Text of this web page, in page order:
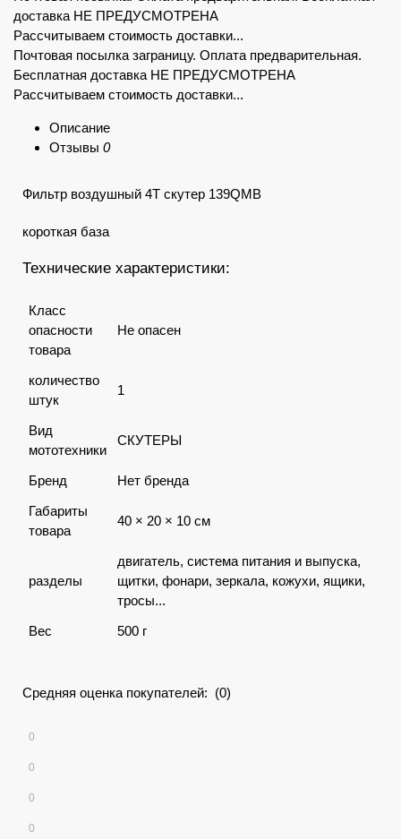
доставка НЕ ПРЕДУСМОТРЕНА
Рассчитываем стоимость доставки...
Почтовая посылка заграницу. Оплата предварительная.
Бесплатная доставка НЕ ПРЕДУСМОТРЕНА
Рассчитываем стоимость доставки...
Описание
Отзывы 0
Фильтр воздушный 4Т скутер 139QMB
короткая база
Технические характеристики:
Класс
опасности
товара
Не опасен
количество
штук
1
Вид
мототехники
СКУТЕРЫ
Бренд
Нет бренда
Габариты
товара
40 × 20 × 10 см
разделы
двигатель, система питания и выпуска,
щитки, фонари, зеркала, кожухи, ящики,
тросы...
Вес
500 г
Средняя оценка покупателей: (0)
0
0
0
0